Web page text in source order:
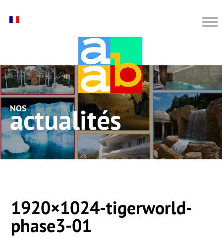
nos actualités
1920×1024-tigerworld-
phase3-01